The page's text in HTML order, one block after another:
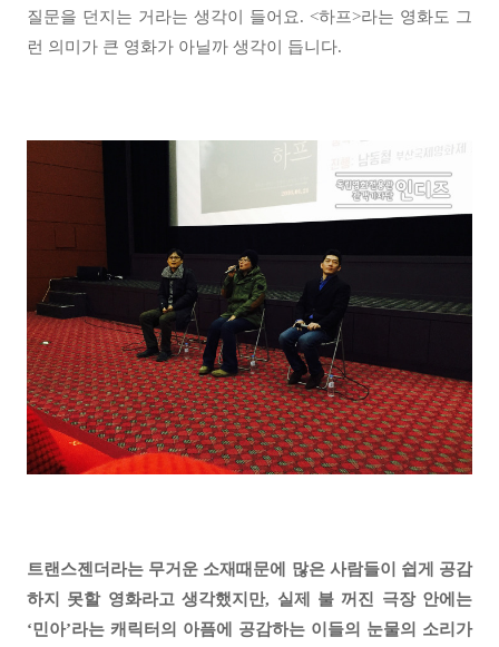
질문을 던지는 거라는 생각이 들어요. <하프>라는 영화도 그
런 의미가 큰 영화가 아닐까 생각이 듭니다.
트랜스젠더라는 무거운 소재때문에 많은 사람들이 쉽게 공감
하지 못할 영화라고 생각했지만, 실제 불 꺼진 극장 안에는
‘민아’라는 캐릭터의 아픔에 공감하는 이들의 눈물의 소리가